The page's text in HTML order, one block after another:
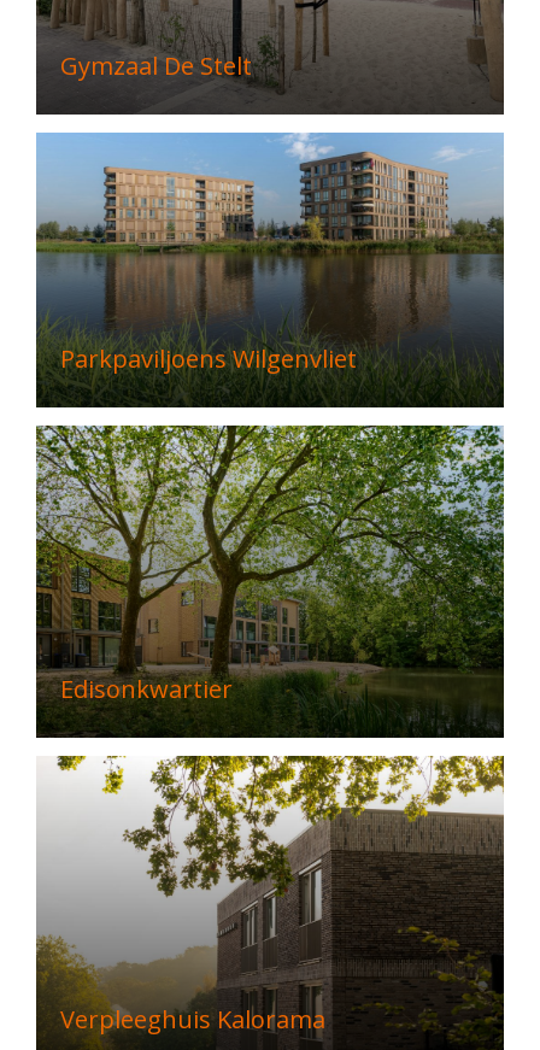
Gymzaal De Stelt
Parkpaviljoens Wilgenvliet
Edisonkwartier
Verpleeghuis Kalorama